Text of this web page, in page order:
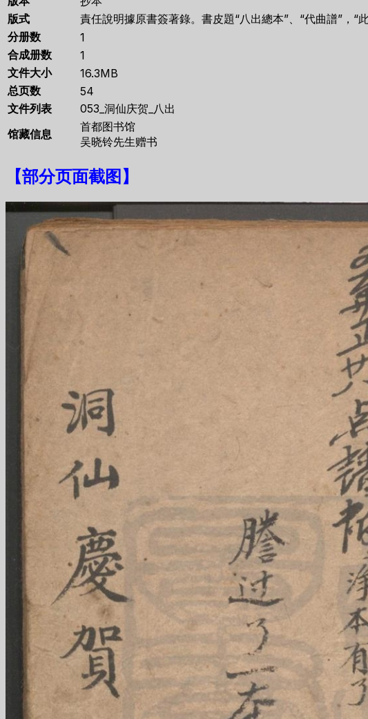
版式
責任說明據原書簽著錄。書皮題“八出總本”、“代曲譜”，
分册数
1
合成册数
1
文件大小
16.3MB
总页数
54
文件列表
053_洞仙庆贺_八出
馆藏信息
首都图书馆
吴晓铃先生赠书
【部分页面截图 】